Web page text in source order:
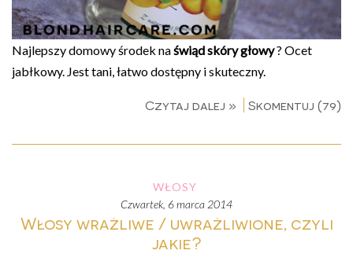
Najlepszy domowy środek naświąd skóry głowy? Ocet
jabłkowy. Jest tani, łatwo dostępny i skuteczny.
Czytaj dalej » Skomentuj (79)
WŁOSY
czwartek, 6 marca 2014
Włosy wrażliwe / uwrażliwione, czyli
jakie?